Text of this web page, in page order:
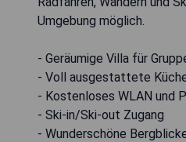
Umgebung möglich.
- Geräumige Villa für
- Voll ausgestattete
- Kostenloses WLAN und
- Ski-in/Ski-out Zugang
- Wunderschöne